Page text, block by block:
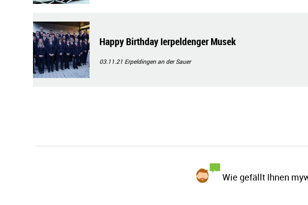
Happy Birthday Ierpeldenger Musek
03.11.21 Erpeldingen an der Sauer
Wie gefällt Ihnen